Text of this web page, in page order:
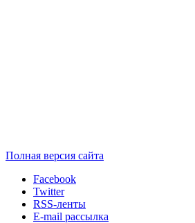
Полная версия сайта
Facebook
Twitter
RSS-ленты
E-mail рассылка